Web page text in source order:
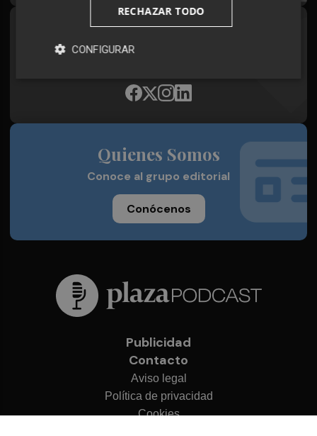
Plaza Podcast, desde cualquier medio
Quienes Somos
Conoce al grupo editorial
Conócenos
Publicidad
Contacto
Aviso legal
Política de privacidad
Cookies
RECHAZAR TODO
CONFIGURAR